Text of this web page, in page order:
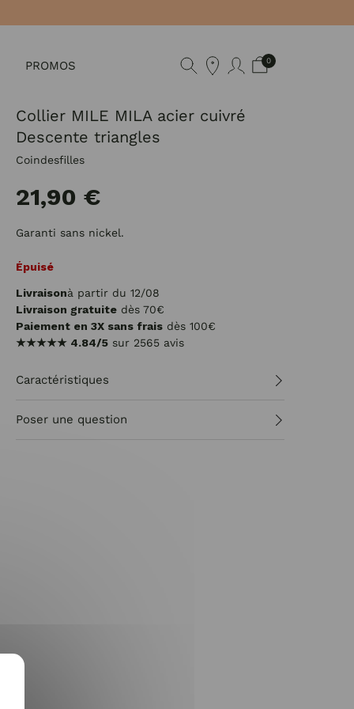
PROMOS 0
Collier MILE MILA acier cuivré
Descente triangles
Coindesfilles
21,90 €
Garanti sans nickel.
Épuisé
Livraisonà partir du 12/08
Livraison gratuite dès 70€
Paiement en 3X sans frais dès 100€
★★★★★ 4.84/5 sur 2565 avis
Caractéristiques
Poser une question